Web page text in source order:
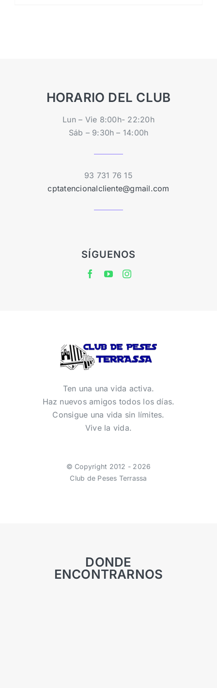
HORARIO DEL CLUB
Lun – Vie 8:00h- 22:20h
Sáb – 9:30h – 14:00h
93 731 76 15
cptatencionalcliente@gmail.com
SÍGUENOS
Ten una una vida activa.
Haz nuevos amigos todos los días.
Consigue una vida sin límites.
Vive la vida.
© Copyright 2012 - 2026
Club de Peses Terrassa
DONDE
ENCONTRARNOS